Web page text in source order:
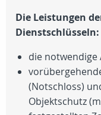
Die Leistungen
Dienstschlüsseln:
die notwendige
(Notschloss)
Objektschutz